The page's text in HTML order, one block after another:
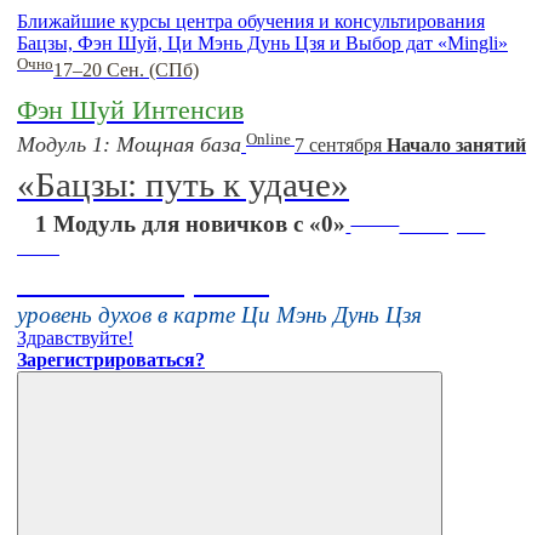
Ближайшие курсы центра обучения и консультирования
Бацзы, Фэн Шуй, Ци Мэнь Дунь Цзя и Выбор дат «Mingli»
Очно17–20 Сен. (СПб)
Фэн Шуй Интенсив
Модуль 1: Мощная база Online 7 сентября Начало занятий
«Бацзы: путь к удаче»
1 Модуль для новичков с «0»
16 августа
уровень духов в карте Ци Мэнь Дунь Цзя
Здравствуйте!
Зарегистрироваться?